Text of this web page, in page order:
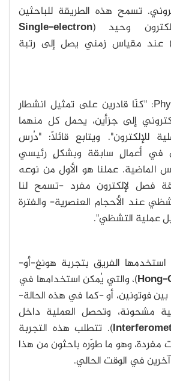
تسمح هذه الطريقة للباحثين
وحيد (Single-electron
عند مقياس زمني يصل إلى رتبة
يقول فيف لـ Phys.org: "كنّا قادرين على تمثيل انشطار
إلى جزأين، يحمل كل منهما
للإلكترون". ويتابع قائلاً: "دُرس
في أعمالٍ سابقة وبشكلٍ رئيسي
الماضية. عملنا هو الأول من نوعه
فصل لإلكترون مفرد -تسمح لنا
عند الأحجام العنصرية- والفترة
عملية التشظي".
استخدمها الفريق بتجربة هونغ-أو-
Hong-)، والتي يُمكن استخدامها في
فوتونين، أو -كما في هذه الحالة-
مشحونة، وتحصل العملية داخل
). تتطلب هذه التجربة
مفردة، وهو ما طوّره باحثون من هذا
آخرين في الوقت الحالي.